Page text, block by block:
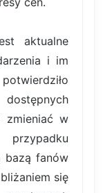
aktualne
i im
zmieniać w
bazą fanów
się